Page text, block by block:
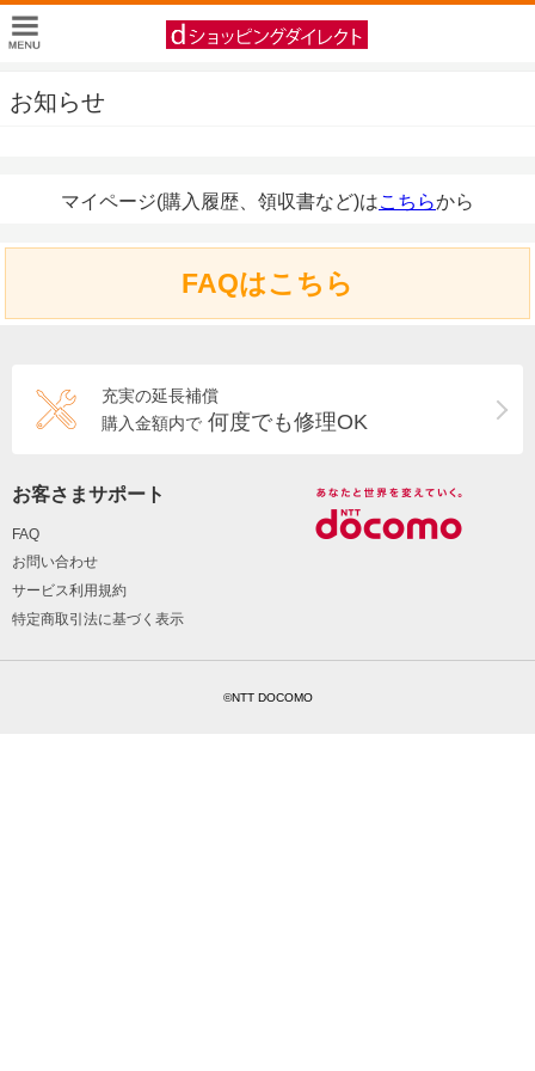
お知らせ
マイページ(購入履歴、領収書など)はこちらから
FAQはこちら
充実の延長補償
購入金額内で 何度でも修理OK
お客さまサポート
FAQ
お問い合わせ
サービス利用規約
特定商取引法に基づく表示
©NTT DOCOMO